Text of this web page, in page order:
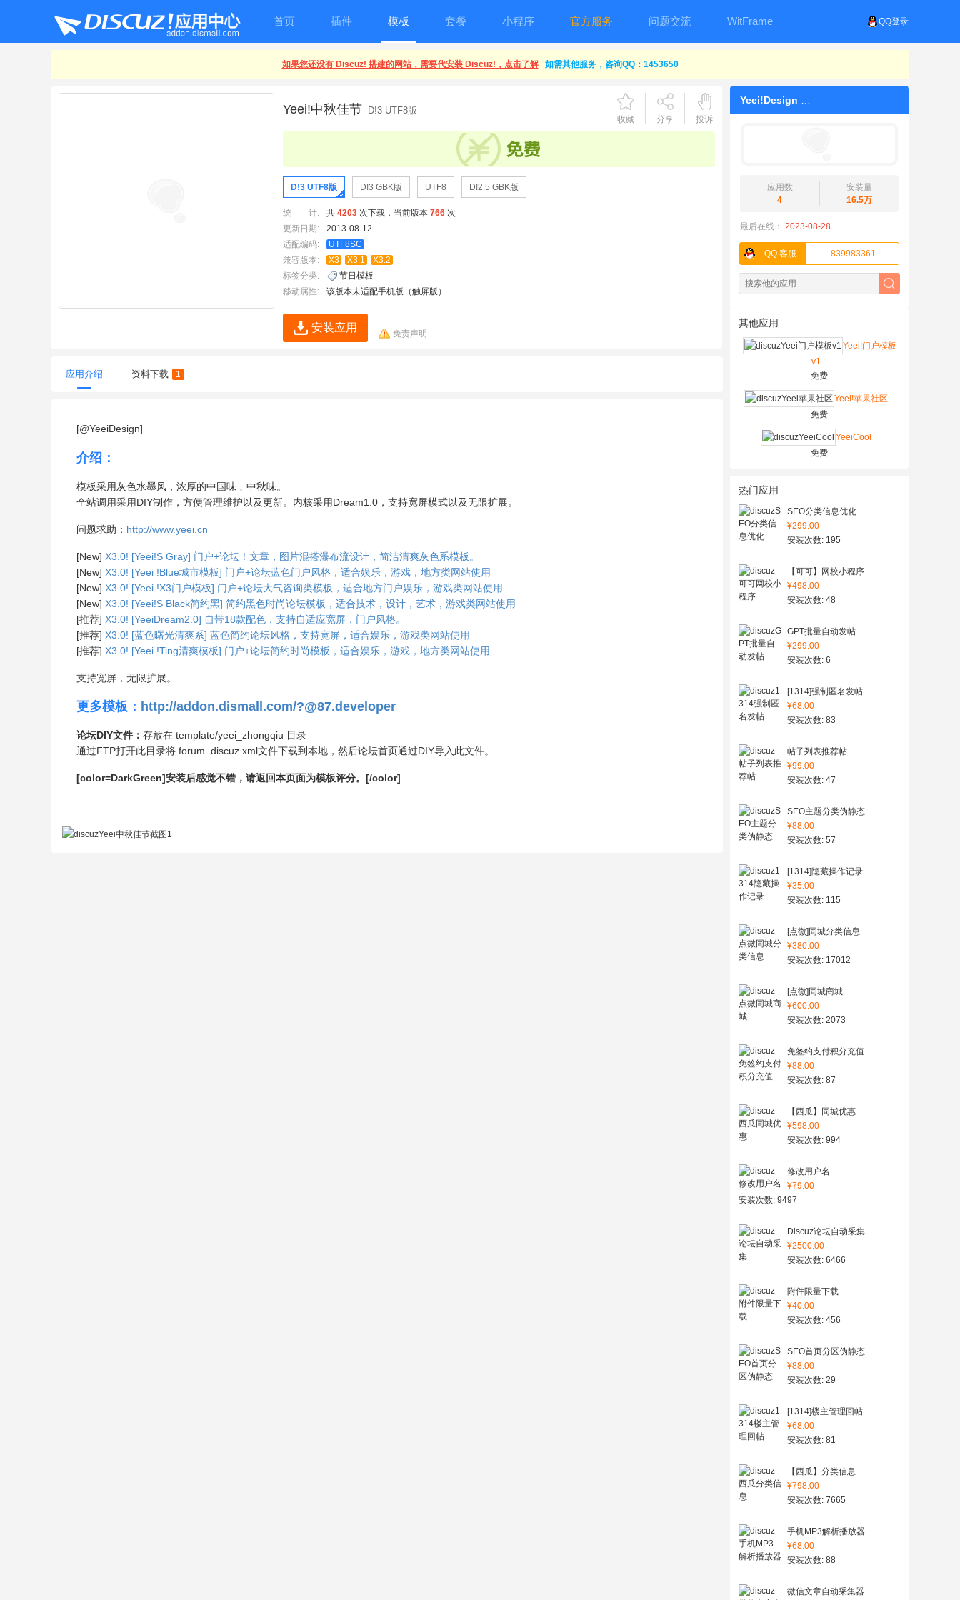
QQ登录
首页 插件 模板 套餐 小程序 官方服务 问题交流 WitFrame
如果您还没有 Discuz! 搭建的网站，需要代安装 Discuz!，点击了解 如需其他服务，咨询QQ：1453650
Yeei!Design
应用数
4
安装量
16.5万
最后在线： 2023-08-28
QQ 客服 839983361
其他应用
Yeei!门户模板
v1
免费
Yeei!苹果社区
免费
YeeiCool
免费
热门应用
SEO分类信息优化
¥299.00
安装次数: 195
【可可】网校小程序
¥498.00
安装次数: 48
GPT批量自动发帖
¥299.00
安装次数: 6
[1314]强制匿名发帖
¥68.00
安装次数: 83
帖子列表推荐帖
¥99.00
安装次数: 47
SEO主题分类伪静态
¥88.00
安装次数: 57
[1314]隐藏操作记录
¥35.00
安装次数: 115
[点微]同城分类信息
¥380.00
安装次数: 17012
[点微]同城商城
¥600.00
安装次数: 2073
免签约支付积分充值
¥88.00
安装次数: 87
【西瓜】同城优惠
¥598.00
安装次数: 994
修改用户名
¥79.00
安装次数: 9497
Discuz论坛自动采集
¥2500.00
安装次数: 6466
附件限量下载
¥40.00
安装次数: 456
SEO首页分区伪静态
¥88.00
安装次数: 29
[1314]楼主管理回帖
¥68.00
安装次数: 81
【西瓜】分类信息
¥798.00
安装次数: 7665
手机MP3解析播放器
¥68.00
安装次数: 88
微信文章自动采集器
Yeei!中秋佳节 D!3 UTF8版
收藏 分享 投诉
D!3 UTF8版 D!3 GBK版 UTF8 D!2.5 GBK版
统 计: 共 4203 次下载，当前版本 766 次
更新日期:
2013-08-12
适配编码:
UTF8SC
兼容版本:
X3 X3.1
X3.2
标签分类:
节日模板
移动属性:
该版本未适配手机版（触屏版）
安装应用 免责声明
应用介绍 资料下载 1
[@YeeiDesign]
介绍：
模板采用灰色水墨风，浓厚的中国味﹑中秋味。
全站调用采用DIY制作，方便管理维护以及更新。内核采用Dream1.0，支持宽屏模式以及无限扩展。
问题求助： http://www.yeei.cn
[New] X3.0! [Yeei!S Gray] 门户+论坛！文章，图片混搭瀑布流设计，简洁清爽灰色系模板。
[New] X3.0! [Yeei !Blue城市模板] 门户+论坛蓝色门户风格，适合娱乐，游戏，地方类网站使用
[New] X3.0! [Yeei !X3门户模板] 门户+论坛大气咨询类模板，适合地方门户娱乐，游戏类网站使用
[New] X3.0! [Yeei!S Black简约黑] 简约黑色时尚论坛模板，适合技术，设计，艺术，游戏类网站使用
[推荐] X3.0! [YeeiDream2.0] 自带18款配色，支持自适应宽屏，门户风格。
[推荐] X3.0! [蓝色曙光清爽系] 蓝色简约论坛风格，支持宽屏，适合娱乐，游戏类网站使用
[推荐] X3.0! [Yeei !Ting清爽模板] 门户+论坛简约时尚模板，适合娱乐，游戏，地方类网站使用
支持宽屏，无限扩展。
更多模板： http://addon.dismall.com/?@87.developer
论坛DIY文件： 存放在 template/yeei_zhongqiu 目录
通过FTP打开此目录将 forum_discuz.xml文件下载到本地，然后论坛首页通过DIY导入此文件。
[color=DarkGreen]安装后感觉不错，请返回本页面为模板评分。[/color]